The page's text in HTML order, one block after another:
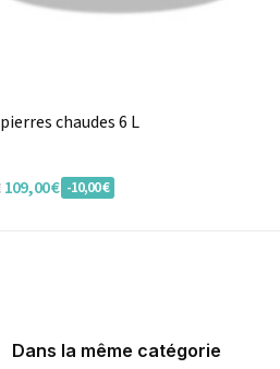
chaudes 6 L
109,00 € -10,00 €
Dans la même catégorie